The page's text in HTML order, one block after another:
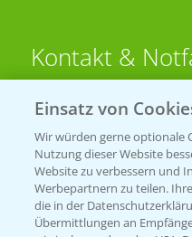
Kontakt &
Beratung auf
T.+49 (0)174
KONTAKT
Einsatz von
Wir würden gerne optionale
Nutzung dieser Website
Website zu verbessern und
Werbepartnern zu teilen.
die in der
Übermittlungen an